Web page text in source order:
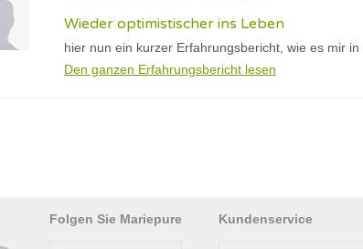
Wieder optimistischer ins Leben
hier nun ein kurzer Erfahrungsbericht, wie es mir
Den ganzen Erfahrungsbericht lesen
Folgen Sie Mariepure Kundenservice